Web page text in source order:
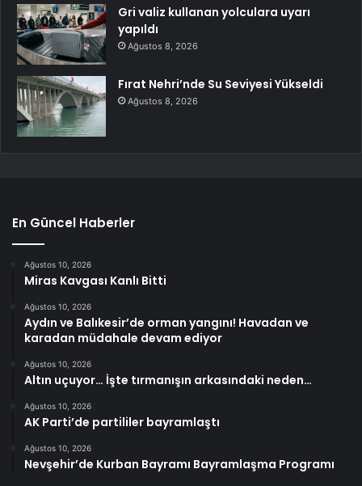
Gri valiz kullanan yolculara uyarı
yapıldı
Ağustos 8, 2026
Fırat Nehri’nde Su Seviyesi Yükseldi
Ağustos 8, 2026
En Güncel Haberler
Ağustos 10, 2026
Miras Kavgası Kanlı Bitti
Ağustos 10, 2026
Aydın ve Balıkesir’de orman yangını! Havadan ve
karadan müdahale devam ediyor
Ağustos 10, 2026
Altın uçuyor… İşte tırmanışın arkasındaki neden…
Ağustos 10, 2026
AK Parti’de partililer bayramlaştı
Ağustos 10, 2026
Nevşehir’de Kurban Bayramı Bayramlaşma Programı